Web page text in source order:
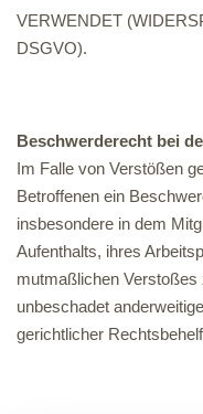
VERWENDET
DSGVO).
Beschwerde­recht bei
Im Falle von Verstößen
Betroffenen ein
insbesondere in dem
Aufenthalts, ihres
mutmaßlichen
unbeschadet
gerichtlicher